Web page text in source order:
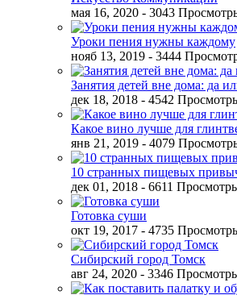
мая 16, 2020 - 3043
Уроки пения нужны каждому
нояб 13, 2019 - 3444
Занятия детей вне дома: да
дек 18, 2018 - 4542
Какое вино лучше для
янв 21, 2019 - 4079
10 странных пищевых
дек 01, 2018 - 6611
Готовка суши
окт 19, 2017 - 4735
Сибирский город Томск
авг 24, 2020 - 3346